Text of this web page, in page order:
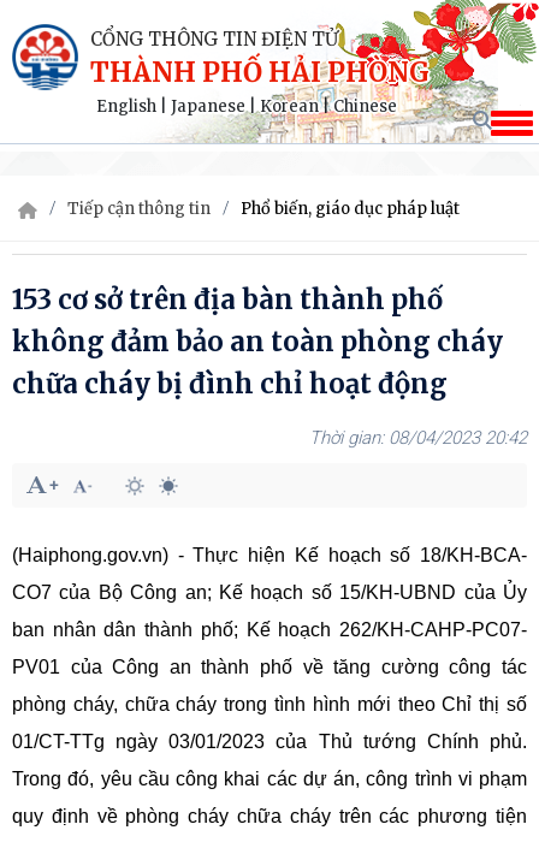
CỔNG THÔNG TIN ĐIỆN TỬ
THÀNH PHỐ HẢI PHÒNG
English Japanese|Korean|Chinese
Tiếp cận thông tin Phổ biến, giáo dục pháp luật
153 cơ sở trên địa bàn thành phố
không đảm bảo an toàn phòng cháy
chữa cháy bị đình chỉ hoạt động
08/04/2023 20:42
(Haiphong.gov.vn) - Thực hiện Kế hoạch số 18/KH-BCA-
CO7 của Bộ Công an; Kế hoạch số 15/KH-UBND của Ủy
ban nhân dân thành phố; Kế hoạch 262/KH-CAHP-PC07-
PV01 của Công an thành phố về tăng cường công tác
phòng cháy, chữa cháy trong tình hình mới theo Chỉ thị số
01/CT-TTg ngày 03/01/2023 của Thủ tướng Chính phủ.
Trong đó, yêu cầu công khai các dự án, công trình vi phạm
quy định về phòng cháy chữa cháy trên các phương tiện